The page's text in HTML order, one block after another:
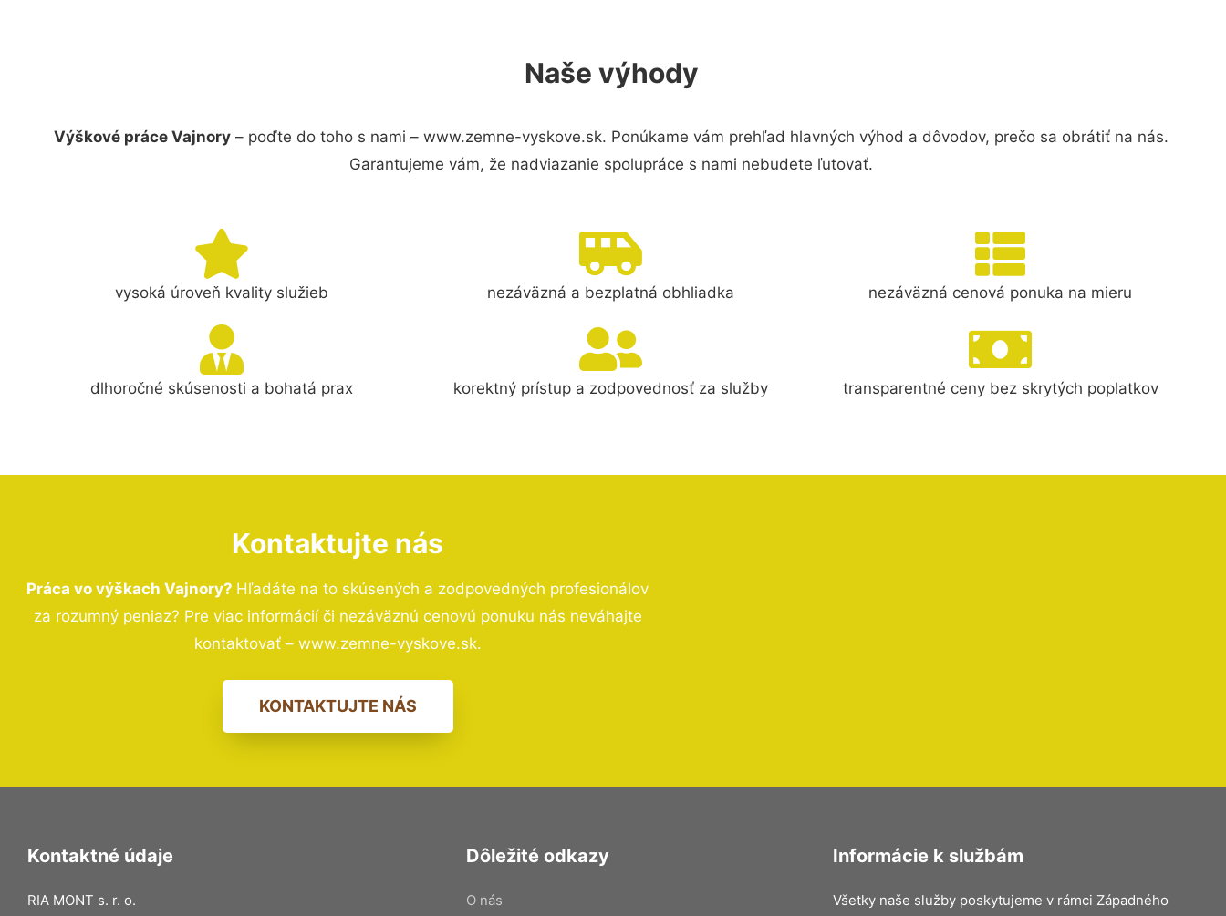
Naše výhody
Výškové práce Vajnory – poďte do toho s nami – www.zemne-vyskove.sk. Ponúkame vám prehľad hlavných výhod a dôvodov, prečo sa obrátiť na nás.
Garantujeme vám, že nadviazanie spolupráce s nami nebudete ľutovať.
vysoká úroveň kvality služieb nezáväzná a bezplatná obhliadka nezáväzná cenová ponuka na mieru
dlhoročné skúsenosti a bohatá prax korektný prístup a zodpovednosť za služby transparentné ceny bez skrytých poplatkov
Kontaktujte nás
Práca vo výškach Vajnory? Hľadáte na to skúsených a zodpovedných profesionálov
za rozumný peniaz? Pre viac informácií či nezáväznú cenovú ponuku nás neváhajte
kontaktovať – www.zemne-vyskove.sk.
KONTAKTUJTE NÁS
Kontaktné údaje
RIA MONT s. r. o.
Dôležité odkazy
O nás
Informácie k službám
Všetky naše služby poskytujeme v rámci Západného